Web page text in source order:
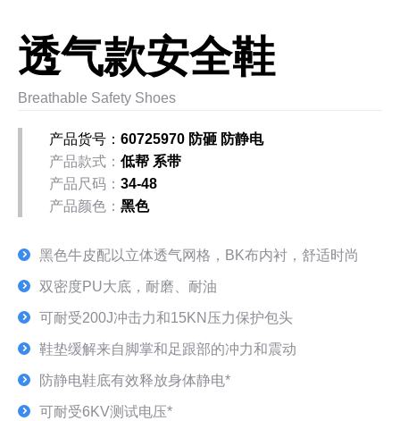
透气款安全鞋
Breathable Safety Shoes
产品货号： 60725970 防砸 防静电
产品款式： 低帮 系带
产品尺码： 34-48
产品颜色： 黑色
黑色牛皮配以立体透气网格，BK布内衬，舒适时尚
双密度PU大底，耐磨、耐油
可耐受200J冲击力和15KN压力保护包头
鞋垫缓解来自脚掌和足跟部的冲力和震动
防静电鞋底有效释放身体静电*
可耐受6KV测试电压*